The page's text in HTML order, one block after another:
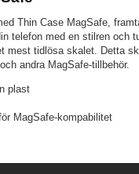
Thin Case MagSafe,
telefon med en stilren och
mest tidlösa skalet. Detta
andra MagSafe-tillbehör.
plast
MagSafe-kompabilitet